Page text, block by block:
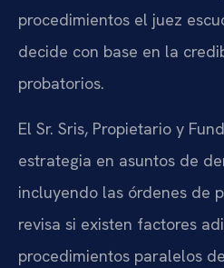
procedimientos el juez
decide con base en la
probatorios.
El Sr. Sris, Propietario y
estrategia en asuntos de
incluyendo las órdenes de
revisa si existen factores
procedimientos paralelos